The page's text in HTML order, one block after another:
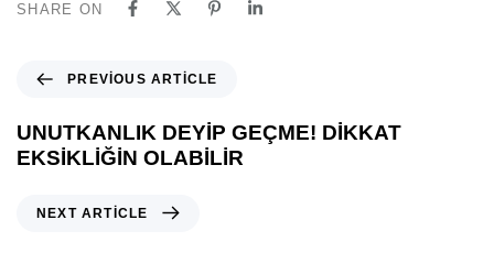
SHARE ON
PREVIOUS ARTICLE
UNUTKANLIK DEYİP GEÇME! DİKKAT
EKSİKLİĞİN OLABİLİR
NEXT ARTICLE